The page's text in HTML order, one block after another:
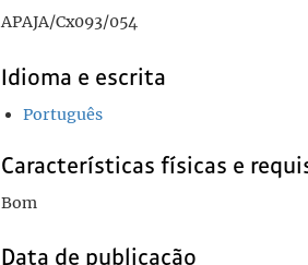
APAJA/Cx093/054
Idioma e escrita
Português
Características físicas e
Bom
Data de publicação